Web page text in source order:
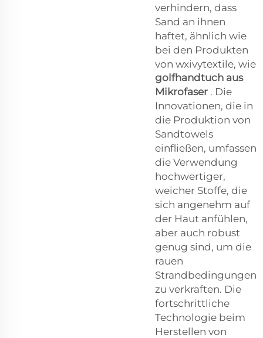
verhindern, dass
Sand an ihnen
haftet, ähnlich wie
bei den Produkten
von wxivytextile, wie
golfhandtuch aus
Mikrofaser . Die
Innovationen, die in
die Produktion von
Sandtowels
einfließen, umfassen
die Verwendung
hochwertiger,
weicher Stoffe, die
sich angenehm auf
der Haut anfühlen,
aber auch robust
genug sind, um die
rauen
Strandbedingungen
zu verkraften. Die
fortschrittliche
Technologie beim
Herstellen von